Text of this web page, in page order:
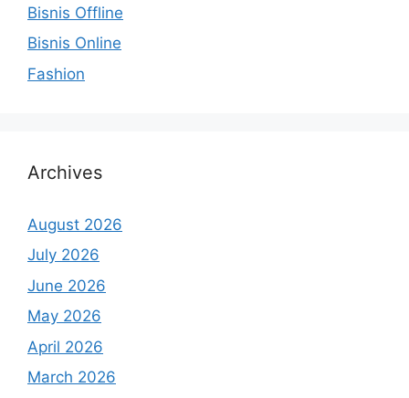
Bisnis Offline
Bisnis Online
Fashion
Archives
August 2026
July 2026
June 2026
May 2026
April 2026
March 2026